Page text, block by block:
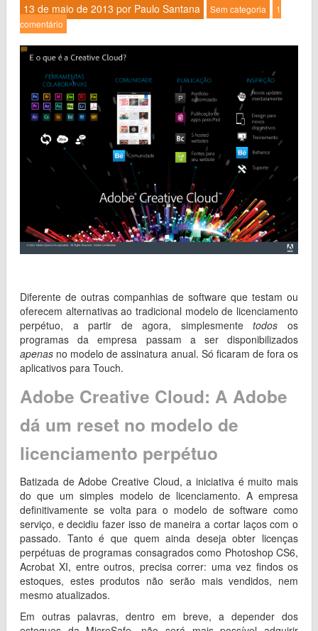
13 de maio de 2013 por Paulo Santana Sem categoria
1
comentário
Diferente de outras companhias de software que testam ou
oferecem alternativas ao tradicional modelo de licenciamento
perpétuo, a partir de agora, simplesmentetodos os
programas da empresa passam a ser disponibilizados
apenas no modelo de assinatura anual. Só ficaram de fora os
aplicativos para Touch.
Adobe Creative Cloud: A Adobe
dá um reset no modelo de
licenciamento perpétuo
Batizada de Adobe Creative Cloud, a iniciativa é muito mais
do que um simples modelo de licenciamento. A empresa
definitivamente se volta para o modelo de software como
serviço, e decidiu fazer isso de maneira a cortar laços com o
passado. Tanto é que quem ainda deseja obter licenças
perpétuas de programas consagrados como Photoshop CS6,
Acrobat XI, entre outros, precisa correr: uma vez findos os
estoques, estes produtos não serão mais vendidos, nem
mesmo atualizados.
Em outras palavras, dentro em breve, a depender dos